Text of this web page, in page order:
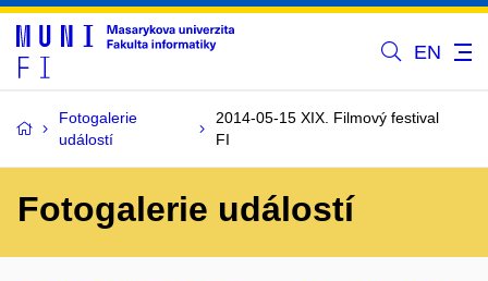
EN
Fotogalerie
událostí
2014-05-15 XIX. Filmový festival
FI
Fotogalerie událostí